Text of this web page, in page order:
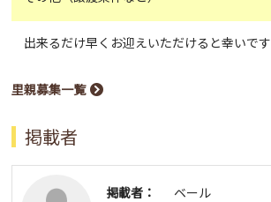
出来るだけ早くお迎えいただけると幸いです
里親募集一覧
掲載者
掲載者：
ベール